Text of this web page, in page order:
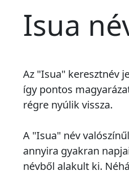
Isua
Az "Isua" keresztnév
így pontos
régre nyúlik vissza.
A "Isua" név
annyira gyakran
névből alakult ki.